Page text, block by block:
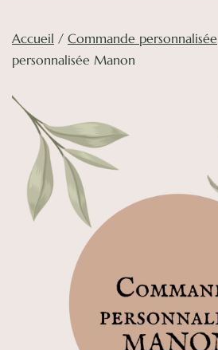
Accueil / Commande personnalisée
personnalisée Manon